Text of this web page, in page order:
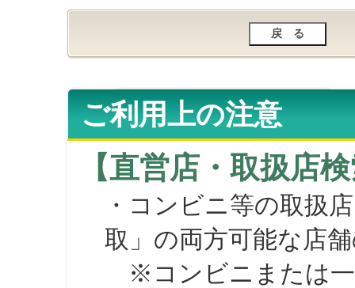
ご利用上の注意
【直営店・取扱店
・コンビニ等の取扱
取」の両方可能な店
※コンビニまたは一